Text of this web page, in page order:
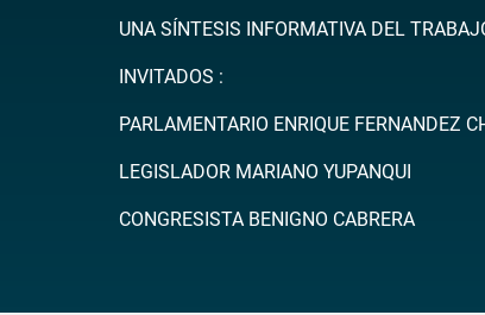
UNA SÍNTESIS INFORMATIVA DEL
INVITADOS :
PARLAMENTARIO ENRIQUE FERNANDEZ
LEGISLADOR MARIANO YUPANQUI
CONGRESISTA BENIGNO CABRERA